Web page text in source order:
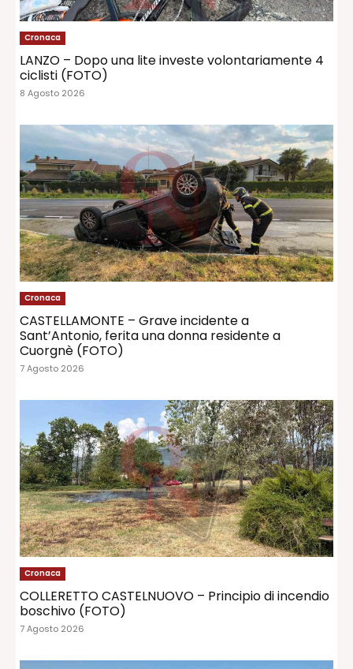
Cronaca
LANZO – Dopo una lite investe volontariamente 4
ciclisti (FOTO)
8 Agosto 2026
Cronaca
CASTELLAMONTE – Grave incidente a
Sant’Antonio, ferita una donna residente a
Cuorgnè (FOTO)
7 Agosto 2026
Cronaca
COLLERETTO CASTELNUOVO – Principio di incendio
boschivo (FOTO)
7 Agosto 2026